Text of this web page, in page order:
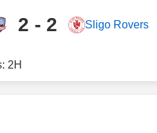
2 - 2 Sligo Rovers
2H